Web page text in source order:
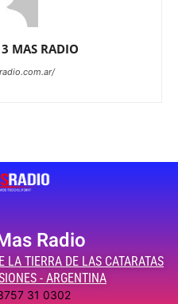
MAS RADIO
Radio
TIERRA DE LAS CATARATAS
- ARGENTINA
31 0302